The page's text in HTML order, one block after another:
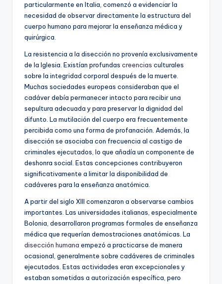
particularmente en Italia, comenzó a evidenciar la
necesidad de observar directamente la estructura del
cuerpo humano para mejorar la enseñanza médica y
quirúrgica.
La resistencia a la disección no provenía exclusivamente
de la Iglesia. Existían profundas creencias culturales
sobre la integridad corporal después de la muerte.
Muchas sociedades europeas consideraban que el
cadáver debía permanecer intacto para recibir una
sepultura adecuada y para preservar la dignidad del
difunto. La mutilación del cuerpo era frecuentemente
percibida como una forma de profanación. Además, la
disección se asociaba con frecuencia al castigo de
criminales ejecutados, lo que añadía un componente de
deshonra social. Estas concepciones contribuyeron
significativamente a limitar la disponibilidad de
cadáveres para la enseñanza anatómica.
A partir del siglo XIII comenzaron a observarse cambios
importantes. Las universidades italianas, especialmente
Bolonia, desarrollaron programas formales de enseñanza
médica que requerían demostraciones anatómicas. La
disección humana empezó a practicarse de manera
ocasional, generalmente sobre cadáveres de criminales
ejecutados. Estas actividades eran excepcionales y
estaban sometidas a autorización específica, pero